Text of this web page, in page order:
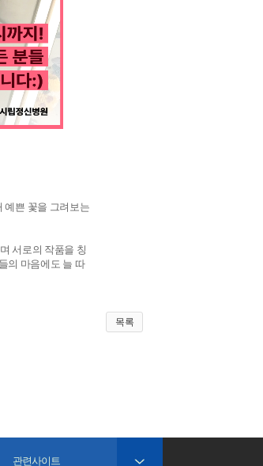
예쁜 꽃을 그려보는
서로의 작품을 칭
의 마음에도 늘 따
목록
관련사이트